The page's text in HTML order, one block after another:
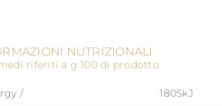
NUTRIZIONALI
riferiti a g 100 di prodotto
/
1805kJ